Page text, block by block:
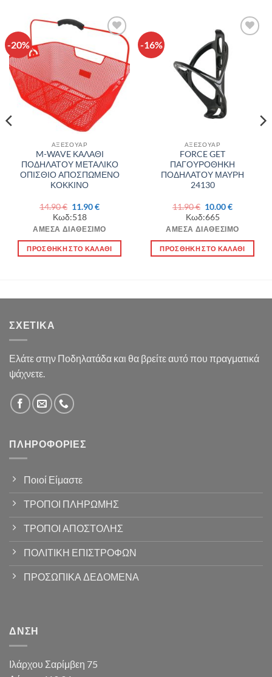
-20%
στην λίστα
επιθυμιών
ΑΞΕΣΟΥΑΡ
M-WAVE ΚΑΛΑΘΙ
ΠΟΔΗΛΑΤΟΥ ΜΕΤΑΛΙΚΟ
ΟΠΙΣΘΙΟ ΑΠΟΣΠΩΜΕΝΟ
ΚΟΚΚΙΝΟ
14.90€ Original
price
was:
14.90 €.
11.90€Η
είναι:
Κωδ:518
ΆΜΕΣΑ ΔΙΑΘΈΣΙΜΟ
ΠΡΟΣΘΉΚΗ ΣΤΟ ΚΑΛΆΘΙ
-16%
Πρόσθήκη
στην λίστα
επιθυμιών
ΑΞΕΣΟΥΑΡ
FORCE GET
ΠΑΓΟΥΡΟΘΗΚΗ
ΠΟΔΗΛΑΤΟΥ ΜΑΥΡΗ
24130
11.90€ Original
price
was:
11.90 €.
10.00€Η
είναι:
Κωδ:665
ΆΜΕΣΑ ΔΙΑΘΈΣΙΜΟ
ΠΡΟΣΘΉΚΗ ΣΤΟ ΚΑΛΆΘΙ
ΣΧΕΤΙΚΆ
Ελάτε στην Ποδηλατάδα και θα βρείτε αυτό που πραγματικά
ψάχνετε.
ΠΛΗΡΟΦΟΡΊΕΣ
Ποιοί Είμαστε
ΤΡΟΠΟΙ ΠΛΗΡΩΜΗΣ
ΤΡΟΠΟΙ ΑΠΟΣΤΟΛΗΣ
ΠΟΛΙΤΙΚΗ ΕΠΙΣΤΡΟΦΩΝ
ΠΡΟΣΩΠΙΚΑ ΔΕΔΟΜΕΝΑ
ΔΝΣΗ
Ιλάρχου Σαρίμβεη 75